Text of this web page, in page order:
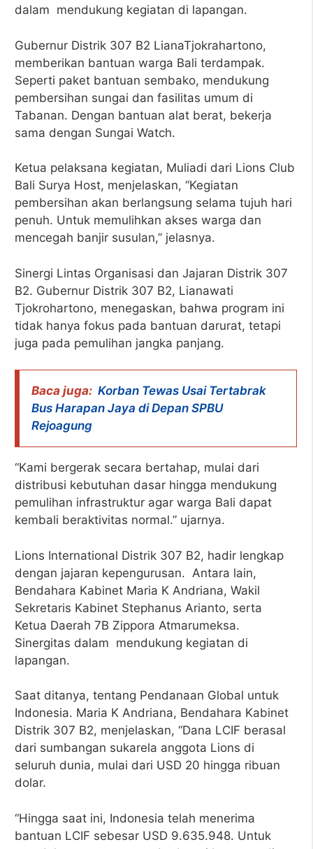
dalam mendukung kegiatan di lapangan.
Gubernur Distrik 307 B2 LianaTjokrahartono,
memberikan bantuan warga Bali terdampak.
Seperti paket bantuan sembako, mendukung
pembersihan sungai dan fasilitas umum di
Tabanan. Dengan bantuan alat berat, bekerja
sama dengan Sungai Watch.
Ketua pelaksana kegiatan, Muliadi dari Lions Club
Bali Surya Host, menjelaskan, “Kegiatan
pembersihan akan berlangsung selama tujuh hari
penuh. Untuk memulihkan akses warga dan
mencegah banjir susulan,” jelasnya.
Sinergi Lintas Organisasi dan Jajaran Distrik 307
B2. Gubernur Distrik 307 B2, Lianawati
Tjokrohartono, menegaskan, bahwa program ini
tidak hanya fokus pada bantuan darurat, tetapi
juga pada pemulihan jangka panjang.
Baca juga: Korban Tewas Usai Tertabrak
Bus Harapan Jaya di Depan SPBU
Rejoagung
“Kami bergerak secara bertahap, mulai dari
distribusi kebutuhan dasar hingga mendukung
pemulihan infrastruktur agar warga Bali dapat
kembali beraktivitas normal.” ujarnya.
Lions International Distrik 307 B2, hadir lengkap
dengan jajaran kepengurusan. Antara lain,
Bendahara Kabinet Maria K Andriana, Wakil
Sekretaris Kabinet Stephanus Arianto, serta
Ketua Daerah 7B Zippora Atmarumeksa.
Sinergitas dalam mendukung kegiatan di
lapangan.
Saat ditanya, tentang Pendanaan Global untuk
Indonesia. Maria K Andriana, Bendahara Kabinet
Distrik 307 B2, menjelaskan, “Dana LCIF berasal
dari sumbangan sukarela anggota Lions di
seluruh dunia, mulai dari USD 20 hingga ribuan
dolar.
“Hingga saat ini, Indonesia telah menerima
bantuan LCIF sebesar USD 9.635.948. Untuk